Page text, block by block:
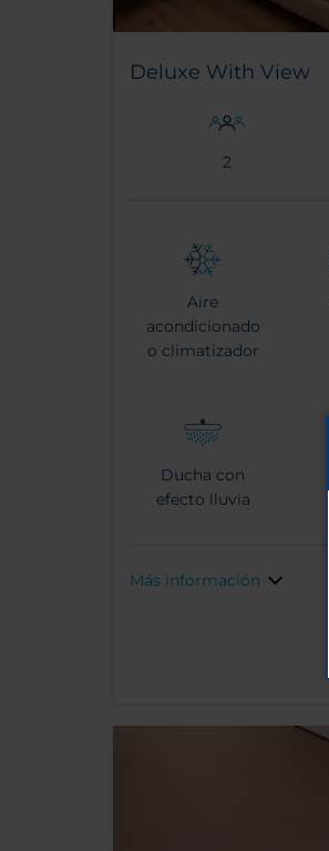
Deluxe With View
2
Aire
acondicionado
o climatizador
Ducha con
efecto lluvia
Más información